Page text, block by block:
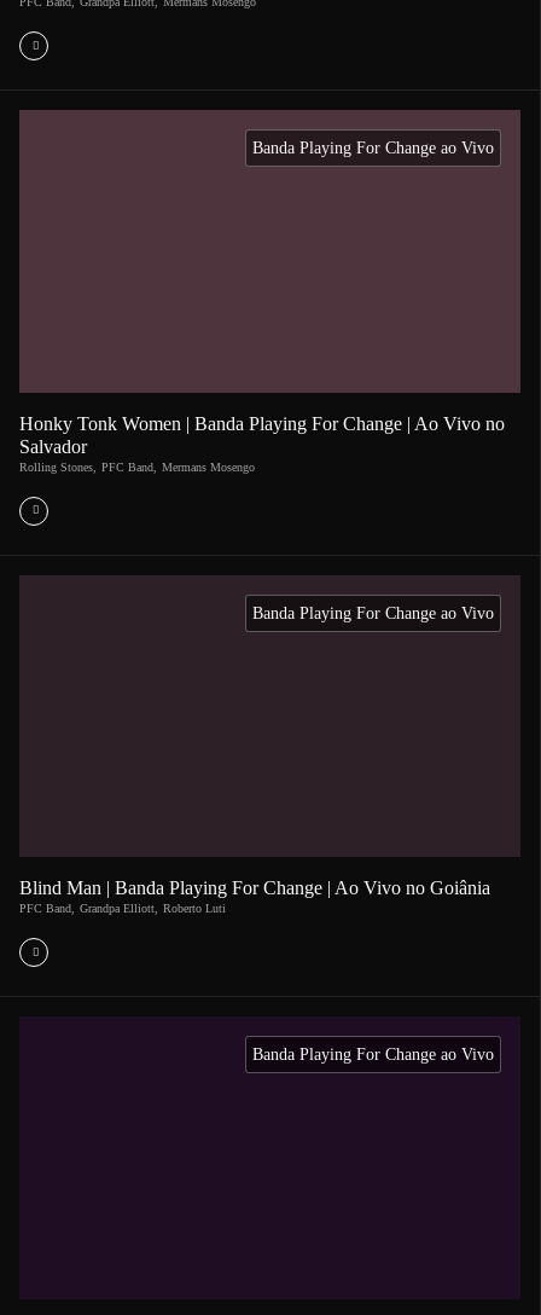
Banda Playing For Change ao Vivo
Honky Tonk Women | Banda Playing For Change | Ao Vivo no
Salvador
Rolling Stones PFC Band Mermans Mosengo
Banda Playing For Change ao Vivo
Blind Man | Banda Playing For Change | Ao Vivo no Goiânia
PFC Band, Grandpa Elliott, Roberto Luti
Banda Playing For Change ao Vivo